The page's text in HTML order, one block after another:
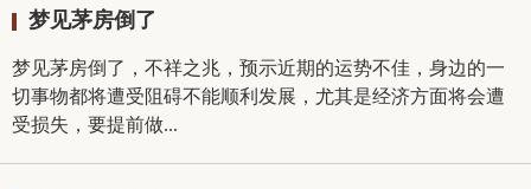
梦见茅房倒了
梦见茅房倒了，不祥之兆，预示近期的运势不佳，身边的一
切事物都将遭受阻碍不能顺利发展，尤其是经济方面将会遭
受损失，要提前做...